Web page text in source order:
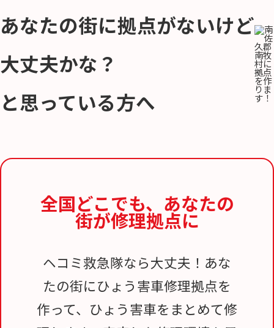
あなたの街に拠点がないけど
大丈夫かな？
と思っている方へ
全国どこでも、 あなたの
街が修理拠点に
ヘコミ救急隊なら大丈夫！あな
たの街にひょう害車修理拠点を
作って、ひょう害車をまとめて修